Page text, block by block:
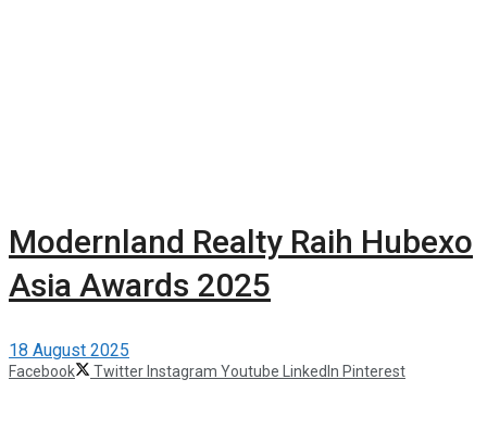
Modernland Realty Raih Hubexo
Asia Awards 2025
18 August 2025
Facebook Twitter Instagram Youtube LinkedIn Pinterest